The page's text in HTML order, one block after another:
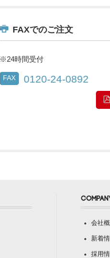
FAXでのご注文
※24時間受付
FAX 0120-24-0892
会社
新着
採用